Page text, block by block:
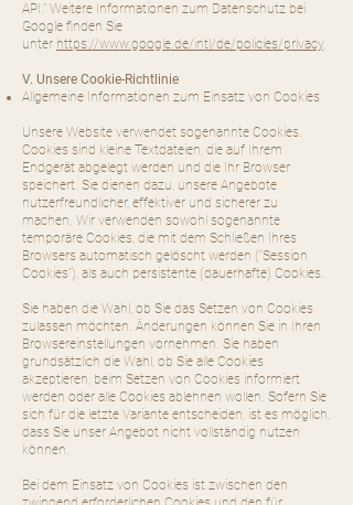
API." Weitere Informationen zum Datenschutz bei
Google finden Sie
unter https://www.google.de/intl/de/policies/privacy.
V. Unsere Cookie-Richtlinie
Allgemeine Informationen zum Einsatz von Cookies
Unsere Website verwendet sogenannte Cookies.
Cookies sind kleine Textdateien, die auf Ihrem
Endgerät abgelegt werden und die Ihr Browser
speichert. Sie dienen dazu, unsere Angebote
nutzerfreundlicher, effektiver und sicherer zu
machen. Wir verwenden sowohl sogenannte
temporäre Cookies, die mit dem Schließen Ihres
Browsers automatisch gelöscht werden (“Session
Cookies“), als auch persistente (dauerhafte) Cookies.
Sie haben die Wahl, ob Sie das Setzen von Cookies
zulassen möchten. Änderungen können Sie in Ihren
Browsereinstellungen vornehmen. Sie haben
grundsätzlich die Wahl, ob Sie alle Cookies
akzeptieren, beim Setzen von Cookies informiert
werden oder alle Cookies ablehnen wollen. Sofern Sie
sich für die letzte Variante entscheiden, ist es möglich,
dass Sie unser Angebot nicht vollständig nutzen
können.
Bei dem Einsatz von Cookies ist zwischen den